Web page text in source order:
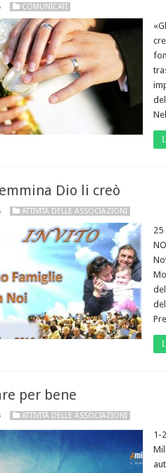
COMUNICATI
Dio li creò
ATTIVITÀ DELLE ASSOCIAZIONI
25
per bene
ATTIVITÀ DELLE ASSOCIAZIONI
1-